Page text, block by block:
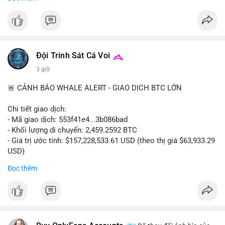
#vlikevn #titanbot
Đội Trinh Sát Cá Voi
3 giờ
🚨 CẢNH BÁO WHALE ALERT - GIAO DỊCH BTC LỚN
Chi tiết giao dịch:
- Mã giao dịch: 553f41e4...3b086bad
- Khối lượng di chuyển: 2,459.2592 BTC
- Giá trị ước tính: $157,228,533.61 USD (theo thị giá $63,933.29
USD)
Khối lượng 2,459 BTC trị giá hơn 157 triệu USD được di chuyển
Đọc thêm